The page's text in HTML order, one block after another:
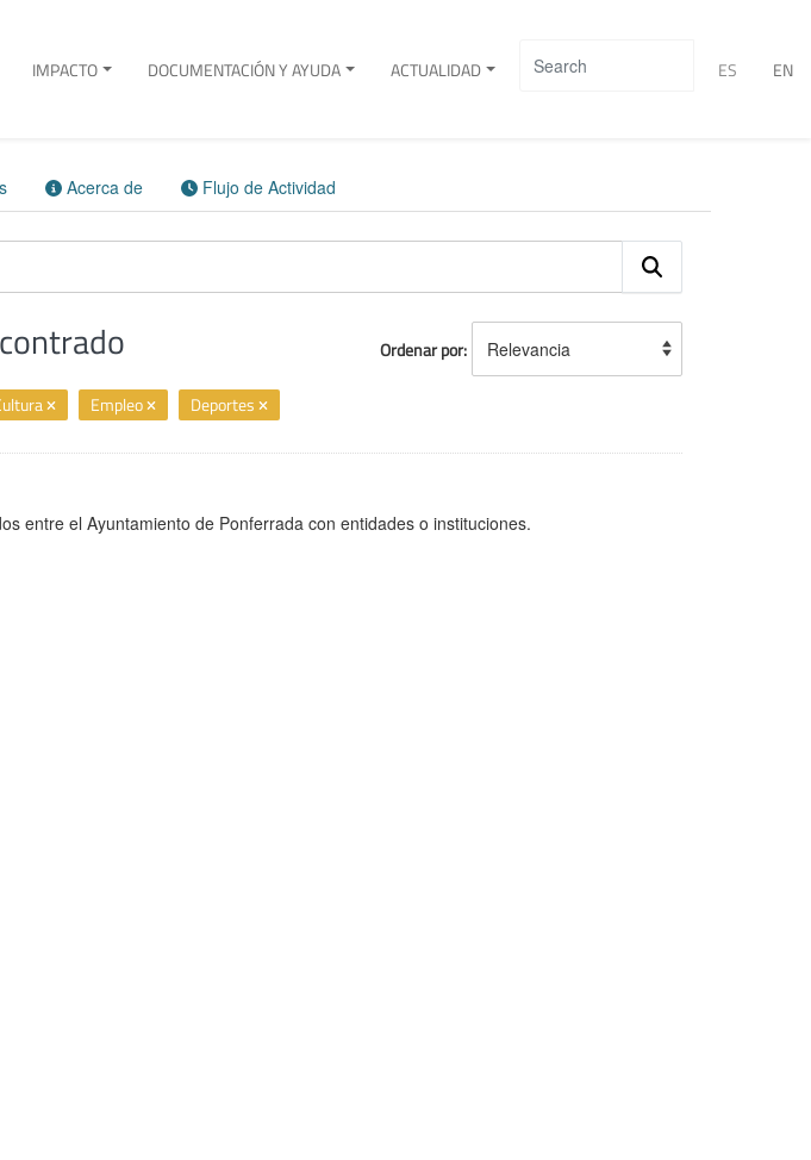
ES EN
IMPACTO DOCUMENTACIÓN Y AYUDA ACTUALIDAD
Acerca de Flujo de Actividad
Ordenar por
Empleo Deportes
entre el Ayuntamiento de Ponferrada con entidades o instituciones.